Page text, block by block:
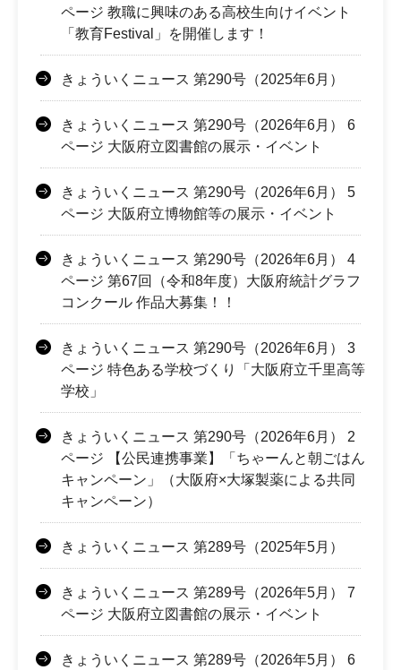
ページ 教職に興味のある高校生向けイベント
「教育Festival」を開催します！
きょういくニュース 第290号（2025年6月）
きょういくニュース 第290号（2026年6月） 6
ページ 大阪府立図書館の展示・イベント
きょういくニュース 第290号（2026年6月） 5
ページ 大阪府立博物館等の展示・イベント
きょういくニュース 第290号（2026年6月） 4
ページ 第67回（令和8年度）大阪府統計グラフ
コンクール 作品大募集！！
きょういくニュース 第290号（2026年6月） 3
ページ 特色ある学校づくり「大阪府立千里高等
学校」
きょういくニュース 第290号（2026年6月） 2
ページ 【公民連携事業】「ちゃーんと朝ごはん
キャンペーン」（大阪府×大塚製薬による共同
キャンペーン）
きょういくニュース 第289号（2025年5月）
きょういくニュース 第289号（2026年5月） 7
ページ 大阪府立図書館の展示・イベント
きょういくニュース 第289号（2026年5月） 6